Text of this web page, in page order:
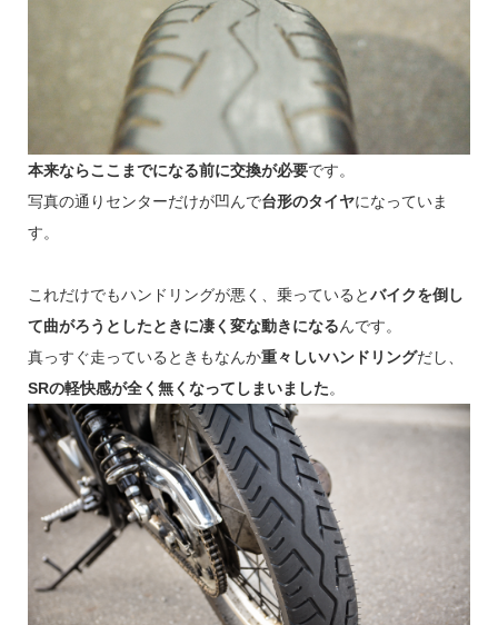
本来ならここまでになる前に交換が必要です。
写真の通りセンターだけが凹んで台形のタイヤになっていま
す。
これだけでもハンドリングが悪く、乗っているとバイクを倒し
て曲がろうとしたときに凄く変な動きになるんです。
真っすぐ走っているときもなんか重々しいハンドリングだし、
SRの軽快感が全く無くなってしまいました。